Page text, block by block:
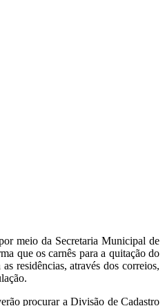
meio da Secretaria Municipal de
que os carnês para a quitação do
residências, através dos correios,
procurar a Divisão de Cadastro